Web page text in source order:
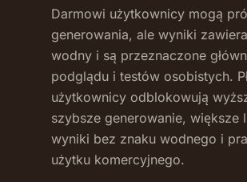
Darmowi użytkownicy mogą
generowania, ale wyniki
wodny i są przeznaczone
podglądu i testów osobistych.
użytkownicy odblokowują
szybsze generowanie, większe
wyniki bez znaku wodnego i
użytku komercyjnego.